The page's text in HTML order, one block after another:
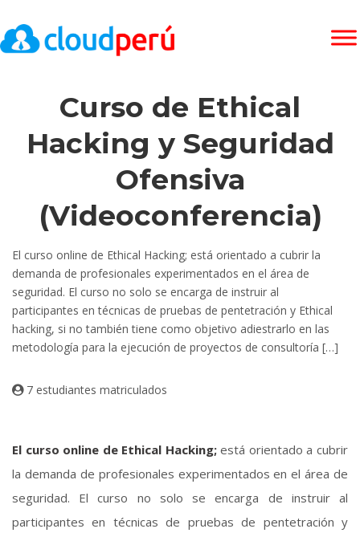
Curso de Ethical
Hacking y Seguridad
Ofensiva
(Videoconferencia)
El curso online de Ethical Hacking; está orientado a cubrir la
demanda de profesionales experimentados en el área de
seguridad. El curso no solo se encarga de instruir al
participantes en técnicas de pruebas de pentetración y Ethical
hacking, si no también tiene como objetivo adiestrarlo en las
metodología para la ejecución de proyectos de consultoría […]
7 estudiantes matriculados
El curso online de Ethical Hacking; está orientado a cubrir
la demanda de profesionales experimentados en el área de
seguridad. El curso no solo se encarga de instruir al
participantes en técnicas de pruebas de pentetración y